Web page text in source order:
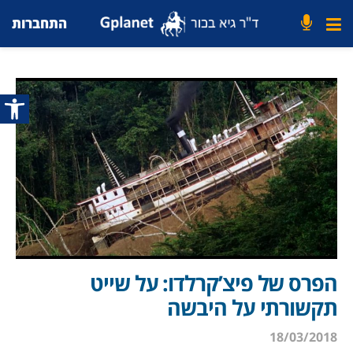
פתח
התחברות
הפרס של פיצ’קרלדו: על שייט
תקשורתי על היבשה
18/03/2018